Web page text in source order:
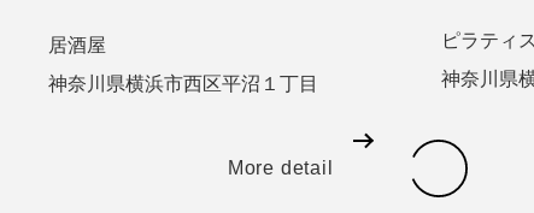
居酒屋
神奈川県横浜市西区平沼１丁目
More detail
ピラティ
神奈川県